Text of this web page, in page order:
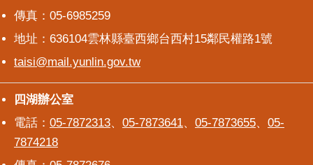
傳真：05-6985259
地址：636104雲林縣臺西鄉台西村15鄰民權路1號
taisi@mail.yunlin.gov.tw
四湖辦公室
四湖辦公室
電話： 05-7872313、 05-7873641、 05-7873655、 05-
7874218